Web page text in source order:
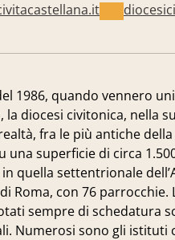
1986, quando vennero
diocesi civitonica, nella
fra le più antiche
superficie di circa
quella settentrionale
Roma, con 76
sempre di
Numerosi sono gli